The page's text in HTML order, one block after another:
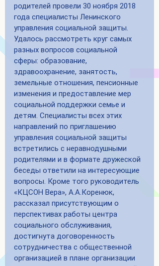
родителей провели 30 ноября 2018
года специалисты Ленинского
управления социальной защиты.
Удалось рассмотреть круг самых
разных вопросов социальной
сферы: образование,
здравоохранение, занятость,
земельные отношения, пенсионные
изменения и предоставление мер
социальной поддержки семье и
детям. Специалисты всех этих
направлений по приглашению
управления социальной защиты
встретились с неравнодушными
родителями и в формате дружеской
беседы ответили на интересующие
вопросы. Кроме того руководитель
«КЦСОН Вера», А.А.Коренюк,
рассказал присутствующим о
перспективах работы центра
социального обслуживания,
достигнута договоренность
сотрудничества с общественной
организацией в плане организации